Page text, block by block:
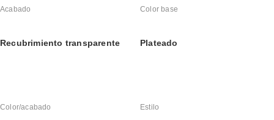
Acabado
Recubrimiento transparente
Color base
Plateado
Color/acabado Estilo